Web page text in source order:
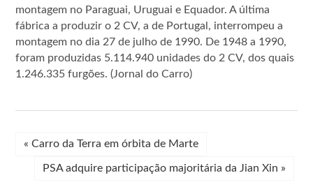
montagem no Paraguai, Uruguai e Equador. A última
fábrica a produzir o 2 CV, a de Portugal, interrompeu a
montagem no dia 27 de julho de 1990. De 1948 a 1990,
foram produzidas 5.114.940 unidades do 2 CV, dos quais
1.246.335 furgões. (Jornal do Carro)
« Carro da Terra em órbita de Marte
PSA adquire participação majoritária da Jian Xin »